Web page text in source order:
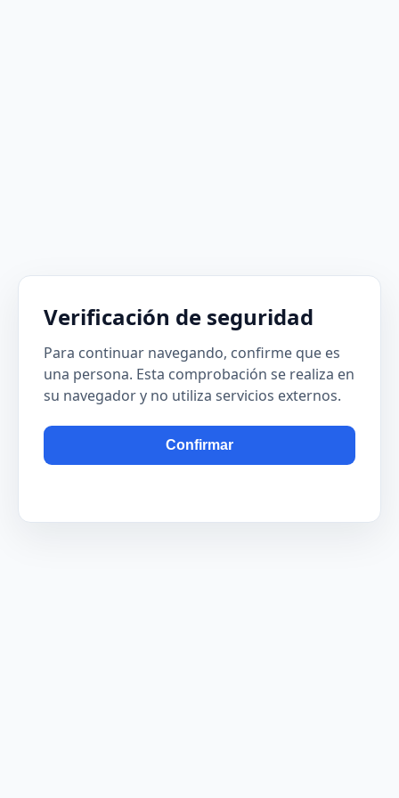
Verificación de seguridad
Para continuar navegando, confirme que es
una persona. Esta comprobación se realiza en
su navegador y no utiliza servicios externos.
Confirmar